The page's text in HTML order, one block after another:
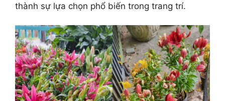
thành sự lựa chọn phổ biến trong trang trí.